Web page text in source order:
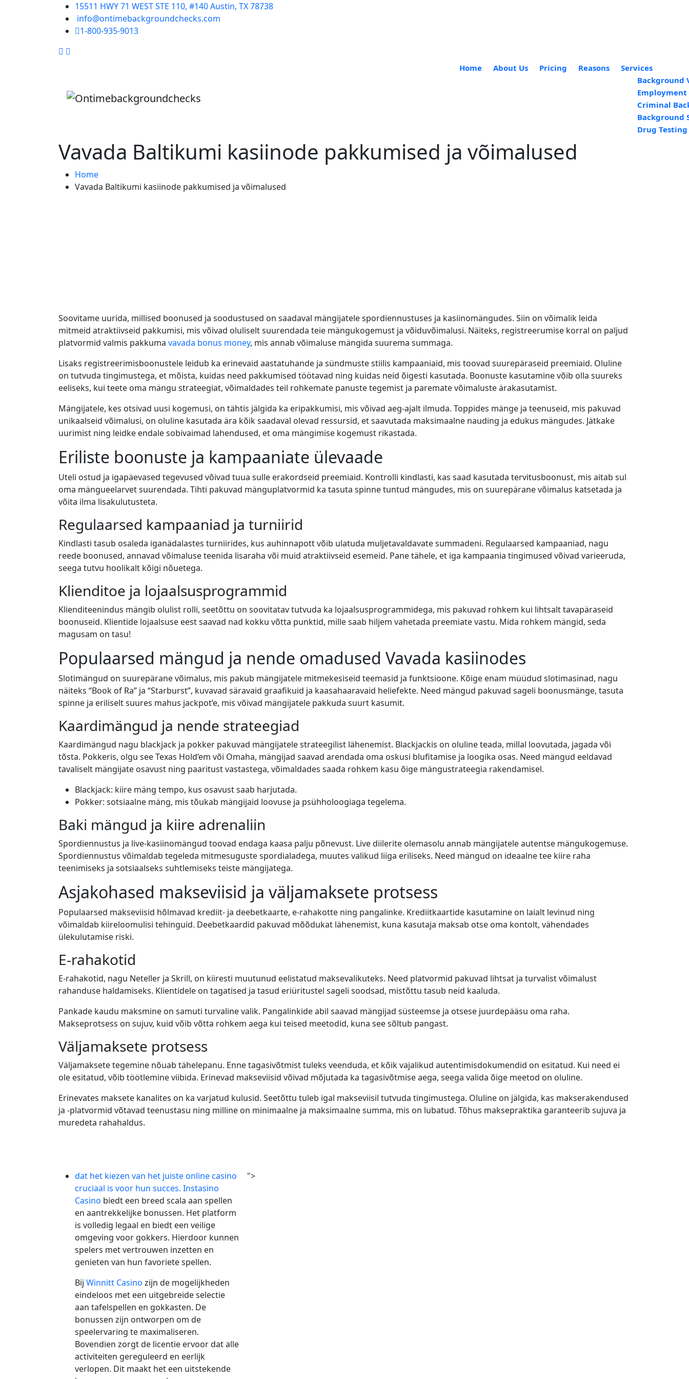
15511 HWY 71 WEST STE 110, #140 Austin, TX 78738
info@ontimebackgroundchecks.com
1-800-935-9013
Home About Us Pricing Reasons
Services
Background
Employment
Criminal
Background
Drug
Vavada Baltikumi kasiinode pakkumised ja võimalused
Home
Vavada Baltikumi kasiinode pakkumised ja võimalused
Soovitame uurida, millised boonused ja soodustused on saadaval mängijatele spordiennustuses ja kasiinomängudes. Siin on võimalik leida
mitmeid atraktiivseid pakkumisi, mis võivad oluliselt suurendada teie mängukogemust ja võiduvõimalusi. Näiteks, registreerumise korral on paljud
platvormid valmis pakkuma vavada bonus money, mis annab võimaluse mängida suurema summaga.
Lisaks registreerimisboonustele leidub ka erinevaid aastatuhande ja sündmuste stiilis kampaaniaid, mis toovad suurepäraseid preemiaid. Oluline
on tutvuda tingimustega, et mõista, kuidas need pakkumised töötavad ning kuidas neid õigesti kasutada. Boonuste kasutamine võib olla suureks
eeliseks, kui teete oma mängu strateegiat, võimaldades teil rohkemate panuste tegemist ja paremate võimaluste ärakasutamist.
Mängijatele, kes otsivad uusi kogemusi, on tähtis jälgida ka eripakkumisi, mis võivad aeg-ajalt ilmuda. Toppides mänge ja teenuseid, mis pakuvad
unikaalseid võimalusi, on oluline kasutada ära kõik saadaval olevad ressursid, et saavutada maksimaalne nauding ja edukus mängudes. Jätkake
uurimist ning leidke endale sobivaimad lahendused, et oma mängimise kogemust rikastada.
Eriliste boonuste ja kampaaniate ülevaade
Uteli ostud ja igapäevased tegevused võivad tuua sulle erakordseid preemiaid. Kontrolli kindlasti, kas saad kasutada tervitusboonust, mis aitab sul
oma mängueelarvet suurendada. Tihti pakuvad mänguplatvormid ka tasuta spinne tuntud mängudes, mis on suurepärane võimalus katsetada ja
võita ilma lisakulutusteta.
Regulaarsed kampaaniad ja turniirid
Kindlasti tasub osaleda iganädalastes turniirides, kus auhinnapott võib ulatuda muljetavaldavate summadeni. Regulaarsed kampaaniad, nagu
reede boonused, annavad võimaluse teenida lisaraha või muid atraktiivseid esemeid. Pane tähele, et iga kampaania tingimused võivad varieeruda,
seega tutvu hoolikalt kõigi nõuetega.
Klienditoe ja lojaalsusprogrammid
Klienditeenindus mängib olulist rolli, seetõttu on soovitatav tutvuda ka lojaalsusprogrammidega, mis pakuvad rohkem kui lihtsalt tavapäraseid
boonuseid. Klientide lojaalsuse eest saavad nad kokku võtta punktid, mille saab hiljem vahetada preemiate vastu. Mida rohkem mängid, seda
magusam on tasu!
Populaarsed mängud ja nende omadused Vavada kasiinodes
Slotimängud on suurepärane võimalus, mis pakub mängijatele mitmekesiseid teemasid ja funktsioone. Kõige enam müüdud slotimasinad, nagu
näiteks “Book of Ra” ja “Starburst”, kuvavad säravaid graafikuid ja kaasahaaravaid heliefekte. Need mängud pakuvad sageli boonusmänge, tasuta
spinne ja eriliselt suures mahus jackpot’e, mis võivad mängijatele pakkuda suurt kasumit.
Kaardimängud ja nende strateegiad
Kaardimängud nagu blackjack ja pokker pakuvad mängijatele strateegilist lähenemist. Blackjackis on oluline teada, millal loovutada, jagada või
tõsta. Pokkeris, olgu see Texas Hold’em või Omaha, mängijad saavad arendada oma oskusi blufitamise ja loogika osas. Need mängud eeldavad
tavaliselt mängijate osavust ning paaritust vastastega, võimaldades saada rohkem kasu õige mängustrateegia rakendamisel.
Blackjack: kiire mäng tempo, kus osavust saab harjutada.
Pokker: sotsiaalne mäng, mis tõukab mängijaid loovuse ja psühholoogiaga tegelema.
Baki mängud ja kiire adrenaliin
Spordiennustus ja live-kasiinomängud toovad endaga kaasa palju põnevust. Live diilerite olemasolu annab mängijatele autentse mängukogemuse.
Spordiennustus võimaldab tegeleda mitmesuguste spordialadega, muutes valikud liiga eriliseks. Need mängud on ideaalne tee kiire raha
teenimiseks ja sotsiaalseks suhtlemiseks teiste mängijatega.
Asjakohased makseviisid ja väljamaksete protsess
Populaarsed makseviisid hõlmavad krediit- ja deebetkaarte, e-rahakotte ning pangalinke. Krediitkaartide kasutamine on laialt levinud ning
võimaldab kiireloomulisi tehinguid. Deebetkaardid pakuvad mõõdukat lähenemist, kuna kasutaja maksab otse oma kontolt, vähendades
ülekulutamise riski.
E-rahakotid
E-rahakotid, nagu Neteller ja Skrill, on kiiresti muutunud eelistatud maksevalikuteks. Need platvormid pakuvad lihtsat ja turvalist võimalust
rahanduse haldamiseks. Klientidele on tagatised ja tasud eriüritustel sageli soodsad, mistõttu tasub neid kaaluda.
Pankade kaudu maksmine on samuti turvaline valik. Pangalinkide abil saavad mängijad süsteemse ja otsese juurdepääsu oma raha.
Makseprotsess on sujuv, kuid võib võtta rohkem aega kui teised meetodid, kuna see sõltub pangast.
Väljamaksete protsess
Väljamaksete tegemine nõuab tähelepanu. Enne tagasivõtmist tuleks veenduda, et kõik vajalikud autentimisdokumendid on esitatud. Kui need ei
ole esitatud, võib töötlemine viibida. Erinevad makseviisid võivad mõjutada ka tagasivõtmise aega, seega valida õige meetod on oluline.
Erinevates maksete kanalites on ka varjatud kulusid. Seetõttu tuleb igal makseviisil tutvuda tingimustega. Oluline on jälgida, kas makserakendused
ja -platvormid võtavad teenustasu ning milline on minimaalne ja maksimaalne summa, mis on lubatud. Tõhus maksepraktika garanteerib sujuva ja
muredeta rahahaldus.
dat het kiezen van het juiste online casino
cruciaal is voor hun succes. Instasino
Casino biedt een breed scala aan spellen
en aantrekkelijke bonussen. Het platform
is volledig legaal en biedt een veilige
omgeving voor gokkers. Hierdoor kunnen
spelers met vertrouwen inzetten en
genieten van hun favoriete spellen.
Bij Winnitt Casino zijn de mogelijkheden
eindeloos met een uitgebreide selectie
aan tafelspellen en gokkasten. De
bonussen zijn ontworpen om de
speelervaring te maximaliseren.
Bovendien zorgt de licentie ervoor dat alle
activiteiten gereguleerd en eerlijk
verlopen. Dit maakt het een uitstekende
">